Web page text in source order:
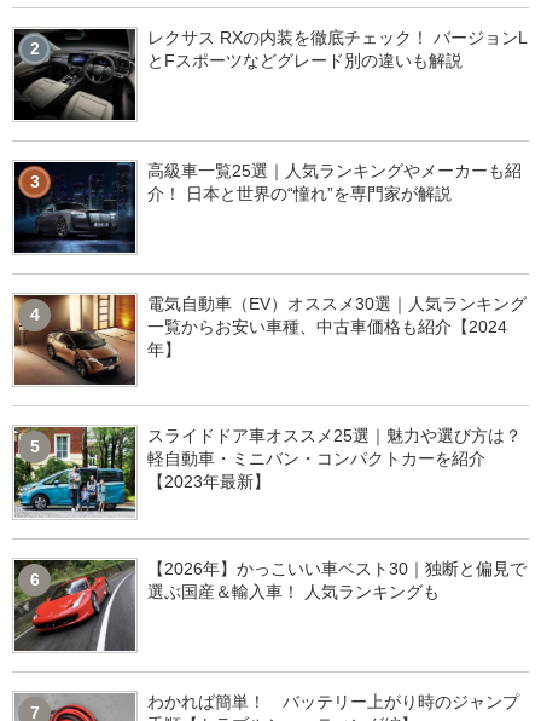
2
レクサス RXの内装を徹底チェック！ バージョンL
とFスポーツなどグレード別の違いも解説
3
高級車一覧25選｜人気ランキングやメーカーも紹
介！ 日本と世界の“憧れ”を専門家が解説
4
電気自動車（EV）オススメ30選｜人気ランキング
一覧からお安い車種、中古車価格も紹介【2024
年】
5
スライドドア車オススメ25選｜魅力や選び方は？
軽自動車・ミニバン・コンパクトカーを紹介
【2023年最新】
6
【2026年】かっこいい車ベスト30｜独断と偏見で
選ぶ国産＆輸入車！ 人気ランキングも
7
わかれば簡単！ バッテリー上がり時のジャンプ